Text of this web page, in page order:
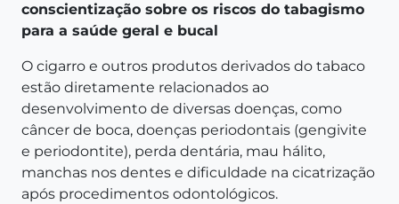
conscientização sobre os riscos do tabagismo
para a saúde geral e bucal
O cigarro e outros produtos derivados do tabaco
estão diretamente relacionados ao
desenvolvimento de diversas doenças, como
câncer de boca, doenças periodontais (gengivite
e periodontite), perda dentária, mau hálito,
manchas nos dentes e dificuldade na cicatrização
após procedimentos odontológicos.